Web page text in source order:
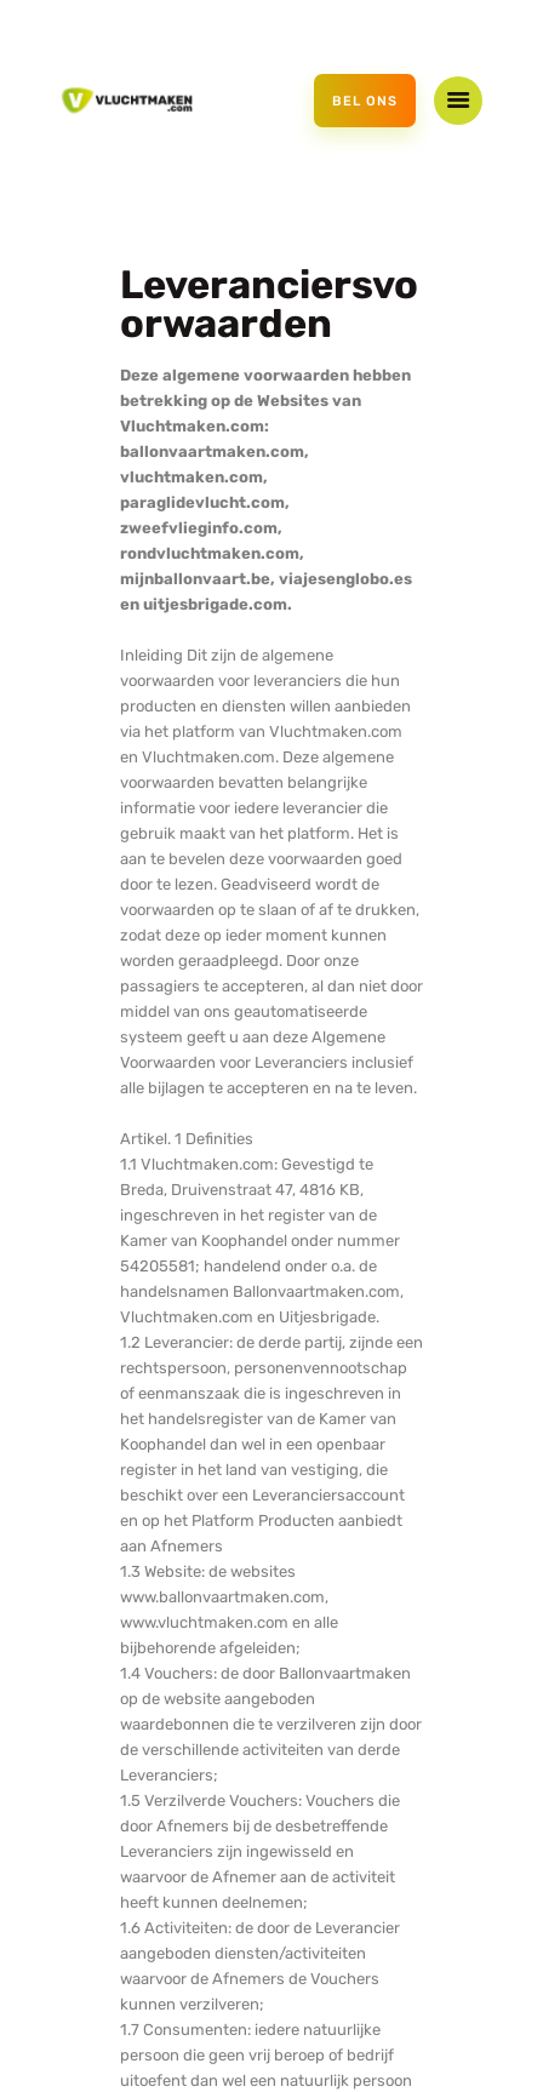
BEL ONS
CADEAUBON
Leveranciersvo
orwaarden
Deze algemene voorwaarden hebben
betrekking op de Websites van
Vluchtmaken.com:
ballonvaartmaken.com,
vluchtmaken.com,
paraglidevlucht.com,
zweefvlieginfo.com,
rondvluchtmaken.com,
mijnballonvaart.be, viajesenglobo.es
en uitjesbrigade.com.
Inleiding Dit zijn de algemene
voorwaarden voor leveranciers die hun
producten en diensten willen aanbieden
via het platform van Vluchtmaken.com
en Vluchtmaken.com. Deze algemene
voorwaarden bevatten belangrijke
informatie voor iedere leverancier die
gebruik maakt van het platform. Het is
aan te bevelen deze voorwaarden goed
door te lezen. Geadviseerd wordt de
voorwaarden op te slaan of af te drukken,
zodat deze op ieder moment kunnen
worden geraadpleegd. Door onze
passagiers te accepteren, al dan niet door
middel van ons geautomatiseerde
systeem geeft u aan deze Algemene
Voorwaarden voor Leveranciers inclusief
alle bijlagen te accepteren en na te leven.
Artikel. 1 Definities
1.1 Vluchtmaken.com: Gevestigd te
Breda, Druivenstraat 47, 4816 KB,
ingeschreven in het register van de
Kamer van Koophandel onder nummer
54205581; handelend onder o.a. de
handelsnamen Ballonvaartmaken.com,
Vluchtmaken.com en Uitjesbrigade.
1.2 Leverancier: de derde partij, zijnde een
rechtspersoon, personenvennootschap
of eenmanszaak die is ingeschreven in
het handelsregister van de Kamer van
Koophandel dan wel in een openbaar
register in het land van vestiging, die
beschikt over een Leveranciersaccount
en op het Platform Producten aanbiedt
aan Afnemers
1.3 Website: de websites
www.ballonvaartmaken.com,
www.vluchtmaken.com en alle
bijbehorende afgeleiden;
1.4 Vouchers: de door Ballonvaartmaken
op de website aangeboden
waardebonnen die te verzilveren zijn door
de verschillende activiteiten van derde
Leveranciers;
1.5 Verzilverde Vouchers: Vouchers die
door Afnemers bij de desbetreffende
Leveranciers zijn ingewisseld en
waarvoor de Afnemer aan de activiteit
heeft kunnen deelnemen;
1.6 Activiteiten: de door de Leverancier
aangeboden diensten/activiteiten
waarvoor de Afnemers de Vouchers
kunnen verzilveren;
1.7 Consumenten: iedere natuurlijke
persoon die geen vrij beroep of bedrijf
uitoefent dan wel een natuurlijk persoon